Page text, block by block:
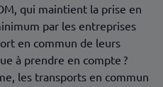
qui maintient la prise en
par les entreprises
en commun de leurs
à prendre en compte ?
, les transports en commun